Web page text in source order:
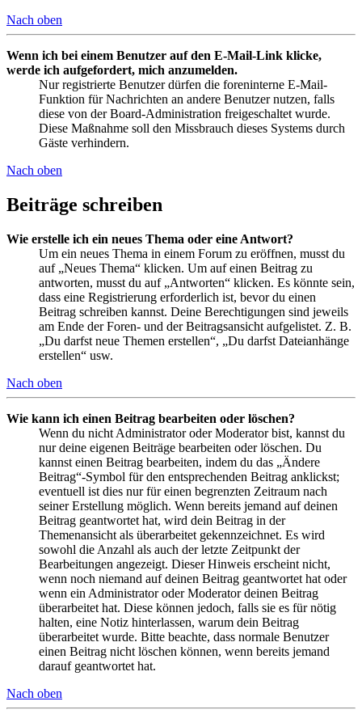
Nach oben
Wenn ich bei einem Benutzer auf den E-Mail-Link klicke,
werde ich aufgefordert, mich anzumelden.
Nur registrierte Benutzer dürfen die foreninterne E-Mail-
Funktion für Nachrichten an andere Benutzer nutzen, falls
diese von der Board-Administration freigeschaltet wurde.
Diese Maßnahme soll den Missbrauch dieses Systems durch
Gäste verhindern.
Nach oben
Beiträge schreiben
Wie erstelle ich ein neues Thema oder eine Antwort?
Um ein neues Thema in einem Forum zu eröffnen, musst du
auf „Neues Thema“ klicken. Um auf einen Beitrag zu
antworten, musst du auf „Antworten“ klicken. Es könnte sein,
dass eine Registrierung erforderlich ist, bevor du einen
Beitrag schreiben kannst. Deine Berechtigungen sind jeweils
am Ende der Foren- und der Beitragsansicht aufgelistet. Z. B.
„Du darfst neue Themen erstellen“, „Du darfst Dateianhänge
erstellen“ usw.
Nach oben
Wie kann ich einen Beitrag bearbeiten oder löschen?
Wenn du nicht Administrator oder Moderator bist, kannst du
nur deine eigenen Beiträge bearbeiten oder löschen. Du
kannst einen Beitrag bearbeiten, indem du das „Ändere
Beitrag“-Symbol für den entsprechenden Beitrag anklickst;
eventuell ist dies nur für einen begrenzten Zeitraum nach
seiner Erstellung möglich. Wenn bereits jemand auf deinen
Beitrag geantwortet hat, wird dein Beitrag in der
Themenansicht als überarbeitet gekennzeichnet. Es wird
sowohl die Anzahl als auch der letzte Zeitpunkt der
Bearbeitungen angezeigt. Dieser Hinweis erscheint nicht,
wenn noch niemand auf deinen Beitrag geantwortet hat oder
wenn ein Administrator oder Moderator deinen Beitrag
überarbeitet hat. Diese können jedoch, falls sie es für nötig
halten, eine Notiz hinterlassen, warum dein Beitrag
überarbeitet wurde. Bitte beachte, dass normale Benutzer
einen Beitrag nicht löschen können, wenn bereits jemand
darauf geantwortet hat.
Nach oben